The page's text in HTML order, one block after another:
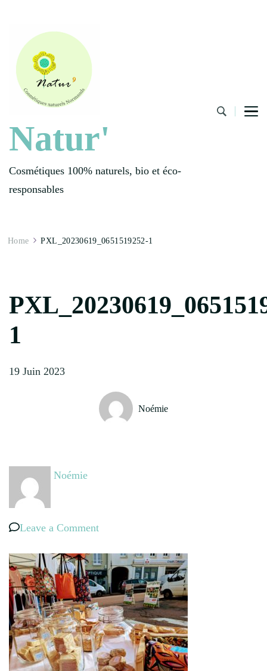
Natur'
Cosmétiques 100% naturels, bio et éco-
responsables
Home PXL_20230619_0651519252-1
1
19 Juin 2023
Noémie
Noémie
Leave a Commenton
1